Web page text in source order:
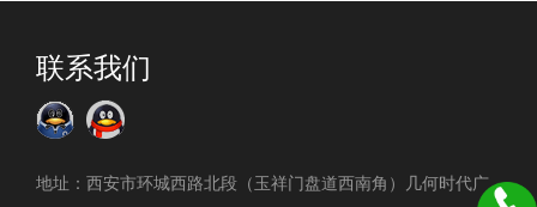
联系我们
地址：西安市环城西路北段（玉祥门盘道西南角）几何时代广